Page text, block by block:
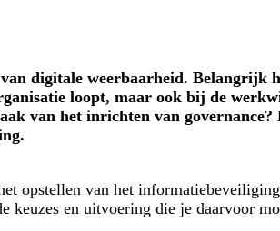
digitale weerbaarheid.
loopt, maar ook bij de
van het inrichten van
opstellen van het
keuzes en uitvoering die je daarvoor